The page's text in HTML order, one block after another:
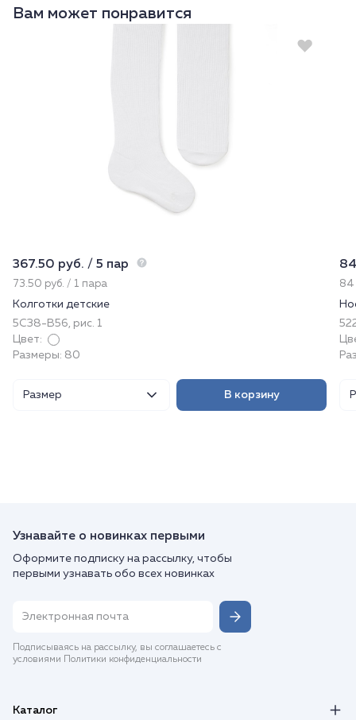
Вам может понравится
367.50 руб. / 5 пар
73.50 руб. / 1 пара
Колготки детские
5С38-В56, рис. 1
Цвет:
Размеры: 80
Размер В корзину
84
Узнавайте о новинках первыми
Оформите подписку на рассылку, чтобы
первыми узнавать обо всех новинках
Подписываясь на рассылку, вы соглашаетесь с
условиями Политики конфиденциальности
Каталог